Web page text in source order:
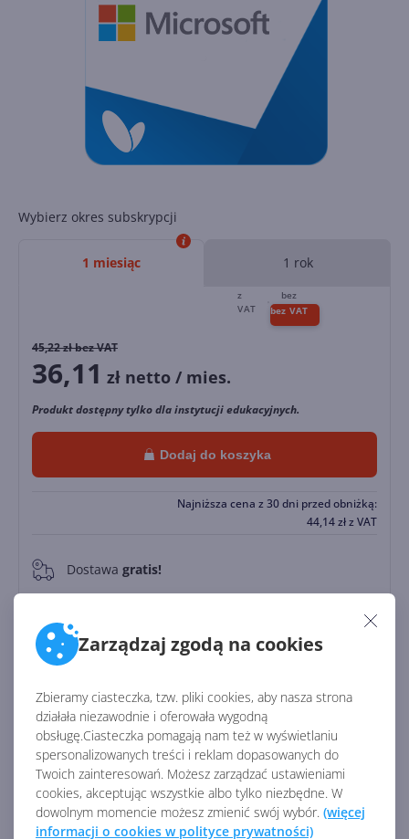
Zarządzaj zgodą na cookies
Zbieramy ciasteczka, tzw. pliki cookies, aby nasza strona
działała niezawodnie i oferowała wygodną
obsługę.Ciasteczka pomagają nam też w wyświetlaniu
spersonalizowanych treści i reklam dopasowanych do
Twoich zainteresowań. Możesz zarządzać ustawieniami
cookies, akceptując wszystkie albo tylko niezbędne. W
dowolnym momencie możesz zmienić swój wybór. (więcej
informacji o cookies w polityce prywatności)
Wybierz okres subskrypcji
1 miesiąc 1 rok
45,22zł bez VAT
36,11 zł netto / mies.
Produkt dostępny tylko dla instytucji edukacyjnych.
Dodaj do koszyka
Najniższa cena z 30 dni przed obniżką:
44,14złz VAT
0 Dostawa gratis!
Zapłać później
Do
Identyfikator:45277
Kod producenta:CFQ7TTC0LH31
Zobacz porównanie z innymi pakietami